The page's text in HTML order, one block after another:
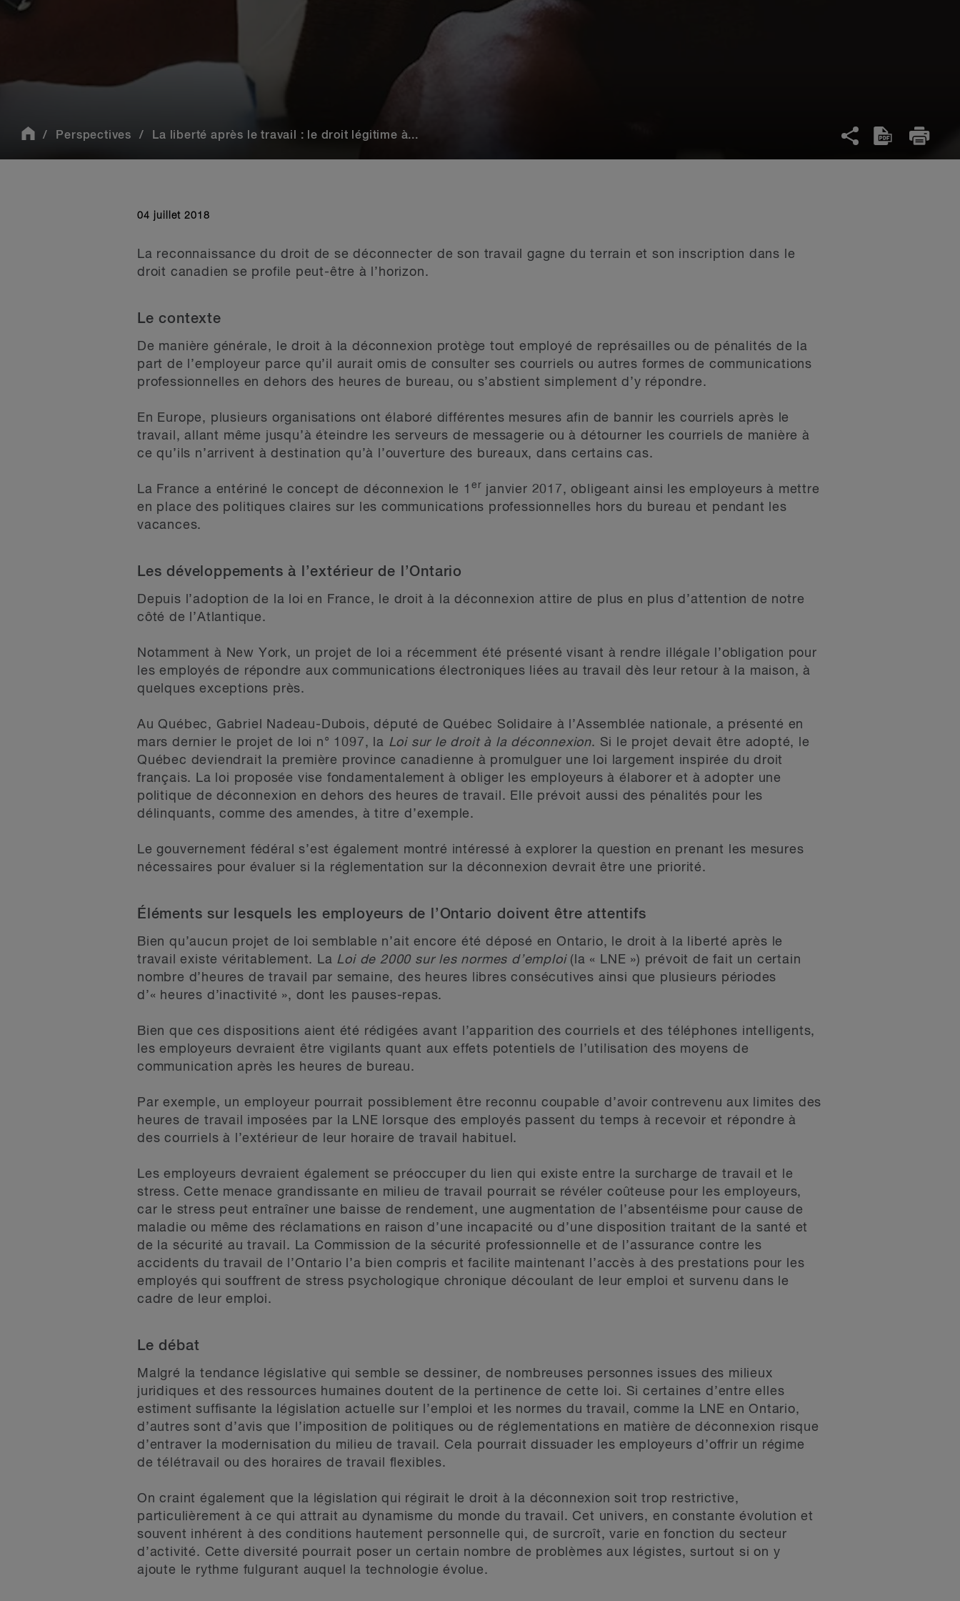
Perspectives La liberté après le travail : le droit légitime à...
04 juillet 2018
La reconnaissance du droit de se déconnecter de son travail gagne du terrain et son inscription dans le
droit canadien se profile peut-être à l’horizon.
Le contexte
De manière générale, le droit à la déconnexion protège tout employé de représailles ou de pénalités de la
part de l’employeur parce qu’il aurait omis de consulter ses courriels ou autres formes de communications
professionnelles en dehors des heures de bureau, ou s’abstient simplement d’y répondre.
En Europe, plusieurs organisations ont élaboré différentes mesures afin de bannir les courriels après le
travail, allant même jusqu’à éteindre les serveurs de messagerie ou à détourner les courriels de manière à
ce qu’ils n’arrivent à destination qu’à l’ouverture des bureaux, dans certains cas.
La France a entériné le concept de déconnexion le 1 er janvier 2017, obligeant ainsi les employeurs à mettre
en place des politiques claires sur les communications professionnelles hors du bureau et pendant les
vacances.
Les développements à l’extérieur de l’Ontario
Depuis l’adoption de la loi en France, le droit à la déconnexion attire de plus en plus d’attention de notre
côté de l’Atlantique.
Notamment à New York, un projet de loi a récemment été présenté visant à rendre illégale l’obligation pour
les employés de répondre aux communications électroniques liées au travail dès leur retour à la maison, à
quelques exceptions près.
Au Québec, Gabriel Nadeau-Dubois, député de Québec Solidaire à l’Assemblée nationale, a présenté en
mars dernier le projet de loi n° 1097, la Loi sur le droit à la déconnexion. Si le projet devait être adopté, le
Québec deviendrait la première province canadienne à promulguer une loi largement inspirée du droit
français. La loi proposée vise fondamentalement à obliger les employeurs à élaborer et à adopter une
politique de déconnexion en dehors des heures de travail. Elle prévoit aussi des pénalités pour les
délinquants, comme des amendes, à titre d’exemple.
Le gouvernement fédéral s’est également montré intéressé à explorer la question en prenant les mesures
nécessaires pour évaluer si la réglementation sur la déconnexion devrait être une priorité.
Éléments sur lesquels les employeurs de l’Ontario doivent être attentifs
Bien qu’aucun projet de loi semblable n’ait encore été déposé en Ontario, le droit à la liberté après le
travail existe véritablement. La Loi de 2000 sur les normes d’emploi(la « LNE ») prévoit de fait un certain
nombre d’heures de travail par semaine, des heures libres consécutives ainsi que plusieurs périodes
d’« heures d’inactivité », dont les pauses-repas.
Bien que ces dispositions aient été rédigées avant l’apparition des courriels et des téléphones intelligents,
les employeurs devraient être vigilants quant aux effets potentiels de l’utilisation des moyens de
communication après les heures de bureau.
Par exemple, un employeur pourrait possiblement être reconnu coupable d’avoir contrevenu aux limites des
heures de travail imposées par la LNE lorsque des employés passent du temps à recevoir et répondre à
des courriels à l’extérieur de leur horaire de travail habituel.
Les employeurs devraient également se préoccuper du lien qui existe entre la surcharge de travail et le
stress. Cette menace grandissante en milieu de travail pourrait se révéler coûteuse pour les employeurs,
car le stress peut entraîner une baisse de rendement, une augmentation de l’absentéisme pour cause de
maladie ou même des réclamations en raison d’une incapacité ou d’une disposition traitant de la santé et
de la sécurité au travail. La Commission de la sécurité professionnelle et de l’assurance contre les
accidents du travail de l’Ontario l’a bien compris et facilite maintenant l’accès à des prestations pour les
employés qui souffrent de stress psychologique chronique découlant de leur emploi et survenu dans le
cadre de leur emploi.
Le débat
Malgré la tendance législative qui semble se dessiner, de nombreuses personnes issues des milieux
juridiques et des ressources humaines doutent de la pertinence de cette loi. Si certaines d’entre elles
estiment suffisante la législation actuelle sur l’emploi et les normes du travail, comme la LNE en Ontario,
d’autres sont d’avis que l’imposition de politiques ou de réglementations en matière de déconnexion risque
d’entraver la modernisation du milieu de travail. Cela pourrait dissuader les employeurs d’offrir un régime
de télétravail ou des horaires de travail flexibles.
On craint également que la législation qui régirait le droit à la déconnexion soit trop restrictive,
particulièrement à ce qui attrait au dynamisme du monde du travail. Cet univers, en constante évolution et
souvent inhérent à des conditions hautement personnelle qui, de surcroît, varie en fonction du secteur
d’activité. Cette diversité pourrait poser un certain nombre de problèmes aux légistes, surtout si on y
ajoute le rythme fulgurant auquel la technologie évolue.